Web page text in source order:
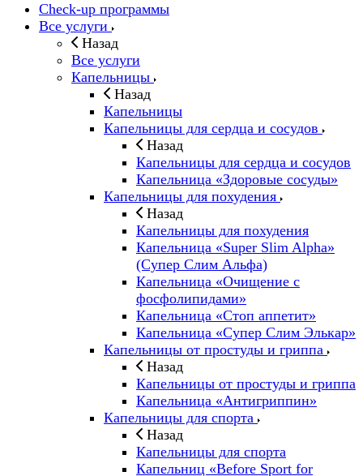
Check-up программы
Все услуги
Назад
Все услуги
Капельницы
Назад
Капельницы
Капельницы для сердца и сосудов
Назад
Капельницы для сердца и сосудов
Капельница «Здоровые сосуды»
Капельницы для похудения
Назад
Капельницы для похудения
Капельница «Super Slim Alpha»
(Cупер Слим Альфа)
Капельница «Очищение с
фосфолипидами»
Капельница «Стоп аппетит»
Капельница «Супер Слим Элькар»
Капельницы от простуды и гриппа
Назад
Капельницы от простуды и гриппа
Капельница «Антигриппин»
Капельницы для спорта
Назад
Капельницы для спорта
Капельниц «Before Sport for